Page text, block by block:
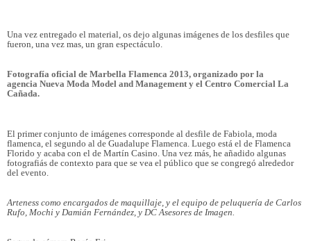
Una vez entregado el material, os dejo algunas imágenes de los desfiles que
fueron, una vez mas, un gran espectáculo.
Fotografía oficial de Marbella Flamenca 2013, organizado por la
agencia Nueva Moda Model and Managementy el Centro Comercial La
Cañada.
El primer conjunto de imágenes corresponde al desfile de Fabiola, moda
flamenca, el segundo al de Guadalupe Flamenca. Luego está el de Flamenca
Florido y acaba con el de Martín Casino. Una vez más, he añadido algunas
fotografiás de contexto para que se vea el público que se congregó alrededor
del evento.
Arteness como encargados de maquillaje, y el equipo de peluquería de Carlos
Rufo, Mochi y Damián Fernández, y DC Asesores de Imagen.